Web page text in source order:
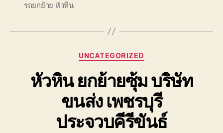
รถยกย้าย หัวหิน
Categories
UNCATEGORIZED
หัวหิน ยกย้ายซุ้ม บริษัท
ขนส่ง เพชรบุรี
ประจวบคีรีขันธ์